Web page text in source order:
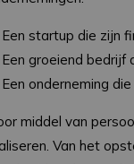
Een startup die zijn
Een groeiend
Een onderneming
middel van
Van het